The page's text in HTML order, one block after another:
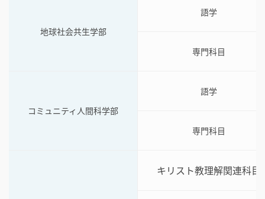
地球社会共生学部
語学
専門科目
コミュニティ人間科学部
語学
専門科目
キリスト教理解関連科目